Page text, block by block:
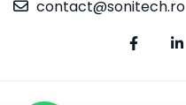
contact@sonitech.ro